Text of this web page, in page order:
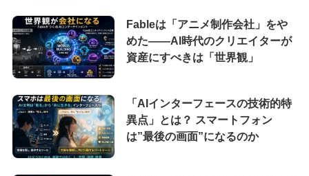
Fableは「アニメ制作会社」をや
めた――AI時代のクリエイターが
資産にすべきは「世界観」
「AIインターフェースの技術的特
異点」とは？ スマートフォン
は”最後の画面”になるのか